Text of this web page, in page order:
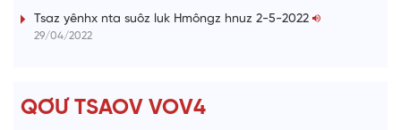
i
Tsaz yênhx nta suôz luk Hmôngz hnuz 2-5-2022
29/04/2022
QƠƯ TSAOV VOV4